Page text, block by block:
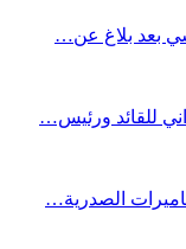
بعد بلاغ عن…
للقائد ورئيس…
الصدرية…